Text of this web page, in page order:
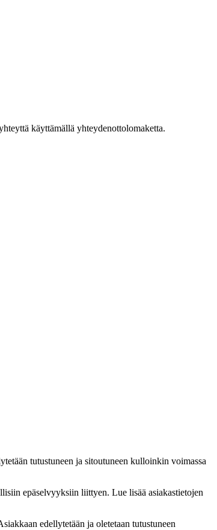
käyttämällä yhteydenottolomaketta.
tutustuneen ja sitoutuneen kulloinkin voimassa
epäselvyyksiin liittyen. Lue lisää asiakastietojen
edellytetään ja oletetaan tutustuneen